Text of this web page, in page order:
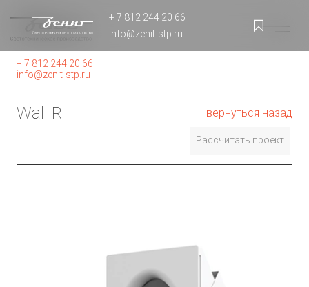
+ 7 812 244 20 66
info@zenit-stp.ru
+ 7 812 244 20 66
info@zenit-stp.ru
Wall R
Рассчитать проект
вернуться назад